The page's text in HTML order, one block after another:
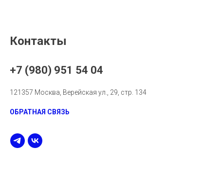
Контакты
+7 (980) 951 54 04
121357 Москва, Верейская ул., 29, стр. 134
ОБРАТНАЯ СВЯЗЬ